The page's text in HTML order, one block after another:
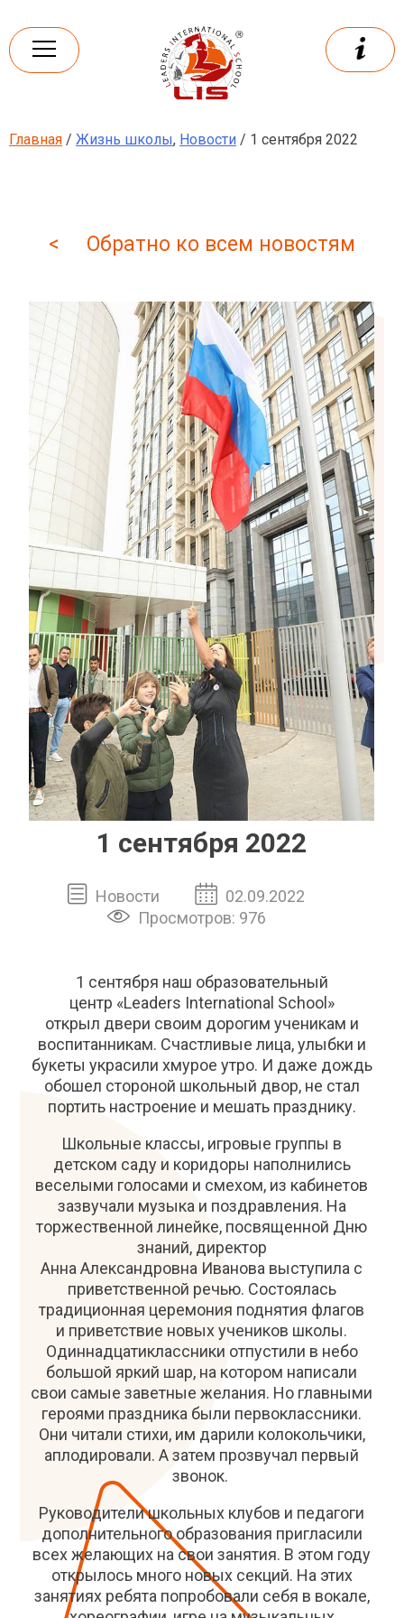
content
Leaders
International school
Главная / Жизнь школы, Новости / 1 сентября 2022
< Обратно ко всем новостям
1 сентября 2022
Новости
02.09.2022
Просмотров: 976
1 сентября наш образовательный
центр «Leaders International School»
открыл двери своим дорогим ученикам и
воспитанникам. Счастливые лица, улыбки и
букеты украсили хмурое утро. И даже дождь
обошел стороной школьный двор, не стал
портить настроение и мешать празднику.
Школьные классы, игровые группы в
детском саду и коридоры наполнились
веселыми голосами и смехом, из кабинетов
зазвучали музыка и поздравления. На
торжественной линейке, посвященной Дню
знаний, директор
Анна Александровна Иванова выступила с
приветственной речью. Состоялась
традиционная церемония поднятия флагов
и приветствие новых учеников школы.
Одиннадцатиклассники отпустили в небо
большой яркий шар, на котором написали
свои самые заветные желания. Но главными
героями праздника были первоклассники.
Они читали стихи, им дарили колокольчики,
аплодировали. А затем прозвучал первый
звонок.
Руководители школьных клубов и педагоги
дополнительного образования пригласили
всех желающих на свои занятия. В этом году
открылось много новых секций. На этих
занятиях ребята попробовали себя в вокале,